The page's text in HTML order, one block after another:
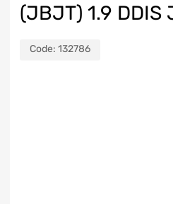
(JBJT) 1.9 DDIS
Code: 132786